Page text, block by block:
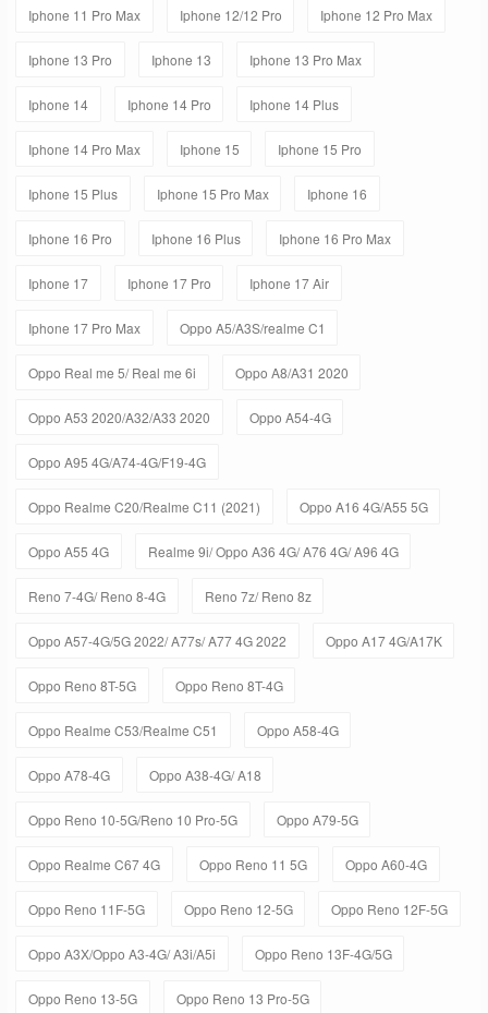
Iphone 11 Pro Max Iphone 12/12 Pro Iphone 12 Pro Max
Iphone 13 Pro Iphone 13 Iphone 13 Pro Max
Iphone 14 Iphone 14 Pro Iphone 14 Plus
Iphone 14 Pro Max Iphone 15 Iphone 15 Pro
Iphone 15 Plus Iphone 15 Pro Max Iphone 16
Iphone 16 Pro Iphone 16 Plus Iphone 16 Pro Max
Iphone 17 Iphone 17 Pro Iphone 17 Air
Iphone 17 Pro Max Oppo A5/A3S/realme C1
Oppo Real me 5/ Real me 6i Oppo A8/A31 2020
Oppo A53 2020/A32/A33 2020 Oppo A54-4G
Oppo A95 4G/A74-4G/F19-4G
Oppo Realme C20/Realme C11 (2021) Oppo A16 4G/A55 5G
Oppo A55 4G Realme 9i/ Oppo A36 4G/ A76 4G/ A96 4G
Reno 7-4G/ Reno 8-4G Reno 7z/ Reno 8z
Oppo A57-4G/5G 2022/ A77s/ A77 4G 2022 Oppo A17 4G/A17K
Oppo Reno 8T-5G Oppo Reno 8T-4G
Oppo Realme C53/Realme C51 Oppo A58-4G
Oppo A78-4G Oppo A38-4G/ A18
Oppo Reno 10-5G/Reno 10 Pro-5G Oppo A79-5G
Oppo Realme C67 4G Oppo Reno 11 5G Oppo A60-4G
Oppo Reno 11F-5G Oppo Reno 12-5G Oppo Reno 12F-5G
Oppo A3X/Oppo A3-4G/ A3i/A5i Oppo Reno 13F-4G/5G
Oppo Reno 13-5G Oppo Reno 13 Pro-5G